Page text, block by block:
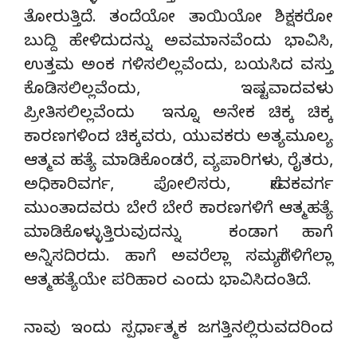
ತೋರುತ್ತಿದೆ. ತಂದೆಯೋ ತಾಯಿಯೋ ಶಿಕ್ಷಕರೋ
ಬುದ್ದಿ ಹೇಳಿದುದನ್ನು ಅವಮಾನವೆಂದು ಭಾವಿಸಿ,
ಉತ್ತಮ ಅಂಕ ಗಳಿಸಲಿಲ್ಲವೆಂದು, ಬಯಸಿದ ವಸ್ತು
ಕೊಡಿಸಲಿಲ್ಲವೆಂದು, ಇಷ್ಟವಾದವಳು
ಪ್ರೀತಿಸಲಿಲ್ಲವೆಂದು ಇನ್ನೂ ಅನೇಕ ಚಿಕ್ಕ ಚಿಕ್ಕ
ಕಾರಣಗಳಿಂದ ಚಿಕ್ಕವರು, ಯುವಕರು ಅತ್ಯಮೂಲ್ಯ
ಆತ್ಮವ ಹತ್ಯೆ ಮಾಡಿಕೊಂಡರೆ, ವ್ಯಪಾರಿಗಳು, ರೈತರು,
ಅಧಿಕಾರಿವರ್ಗ, ಪೋಲಿಸರು, ಸೇವಕವರ್ಗ
ಮುಂತಾದವರು ಬೇರೆ ಬೇರೆ ಕಾರಣಗಳಿಗೆ ಆತ್ಮಹತ್ಯೆ
ಮಾಡಿಕೊಳ್ಳುತ್ತಿರುವುದನ್ನು ಕಂಡಾಗ ಹಾಗೆ
ಅನ್ನಿಸದಿರದು. ಹಾಗೆ ಅವರೆಲ್ಲಾ ಸಮಸ್ಯೆಗಳಿಗೆಲ್ಲಾ
ಆತ್ಮಹತ್ಯೆಯೇ ಪರಿಹಾರ ಎಂದು ಭಾವಿಸಿದಂತಿದೆ.
ನಾವು ಇಂದು ಸ್ಪರ್ಧಾತ್ಮಕ ಜಗತ್ತಿನಲ್ಲಿರುವದರಿಂದ